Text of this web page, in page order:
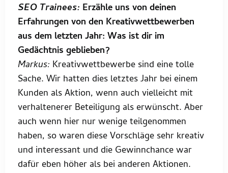
SEO Trainees: Erzähle uns von deinen
Erfahrungen von den Kreativwettbewerben
aus dem letzten Jahr: Was ist dir im
Gedächtnis geblieben?
Markus: Kreativwettbewerbe sind eine tolle
Sache. Wir hatten dies letztes Jahr bei einem
Kunden als Aktion, wenn auch vielleicht mit
verhaltenerer Beteiligung als erwünscht. Aber
auch wenn hier nur wenige teilgenommen
haben, so waren diese Vorschläge sehr kreativ
und interessant und die Gewinnchance war
dafür eben höher als bei anderen Aktionen.